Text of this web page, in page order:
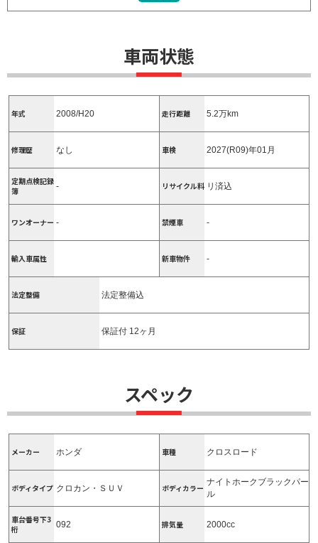
車両状態
年式 2008/H20 走行距離 5.2万km
修理歴 なし 車検 2027(R09)年01月
定期点検記録
簿
- リサイクル料 リ済込
ワンオーナー - 禁煙車 -
輸入車属性 新車物件 -
法定整備 法定整備込
保証 保証付 12ヶ月
スペック
メーカー ホンダ 車種 クロスロード
ボディタイプ クロカン・ＳＵＶ ボディカラー
ナイトホークブラックパー
ル
車台番号下3
桁
092 排気量 2000cc